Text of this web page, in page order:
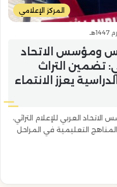
المركز الإعلامي
ومؤسس الاتحاد
تضمين التراث
يعزز الانتماء
العربي للإعلام التراثي،
التعليمية في المراحل